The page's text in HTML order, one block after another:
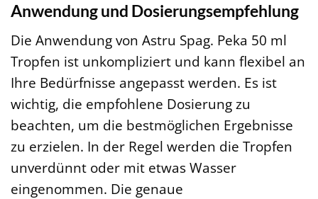
Anwendung und Dosierungsempfehlung
Die Anwendung von Astru Spag. Peka 50 ml
Tropfen ist unkompliziert und kann flexibel an
Ihre Bedürfnisse angepasst werden. Es ist
wichtig, die empfohlene Dosierung zu
beachten, um die bestmöglichen Ergebnisse
zu erzielen. In der Regel werden die Tropfen
unverdünnt oder mit etwas Wasser
eingenommen. Die genaue